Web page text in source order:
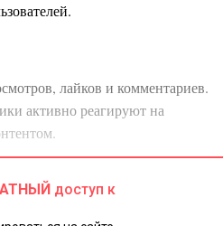
лайков и комментариев.
активно реагируют на
нет резких скачков, если
одинаковое – это
доступ к